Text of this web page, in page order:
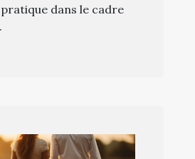
pratique dans le cadre